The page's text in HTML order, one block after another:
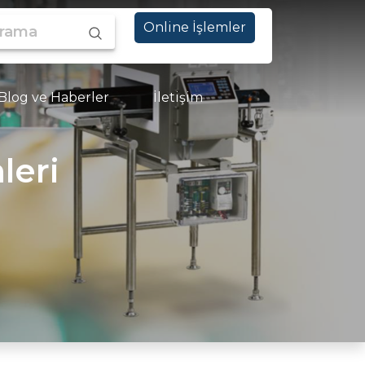
Online İşlemler
ve Haberler İletişim